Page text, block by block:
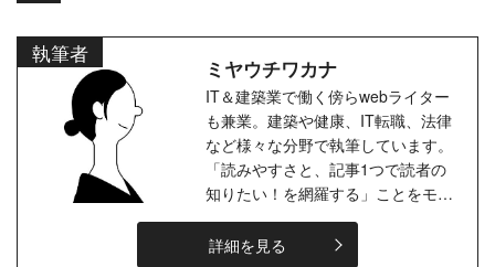
執筆者
ミヤウチワカナ
IT＆建築業で働く傍らwebライター
も兼業。建築や健康、IT転職、法律
など様々な分野で執筆しています。
「読みやすさと、記事1つで読者の
知りたい！を網羅する」ことをモッ
トーに活動。趣味は読書、カラオ
ケ、バレーボール、将棋、旅行...。
詳細を見る